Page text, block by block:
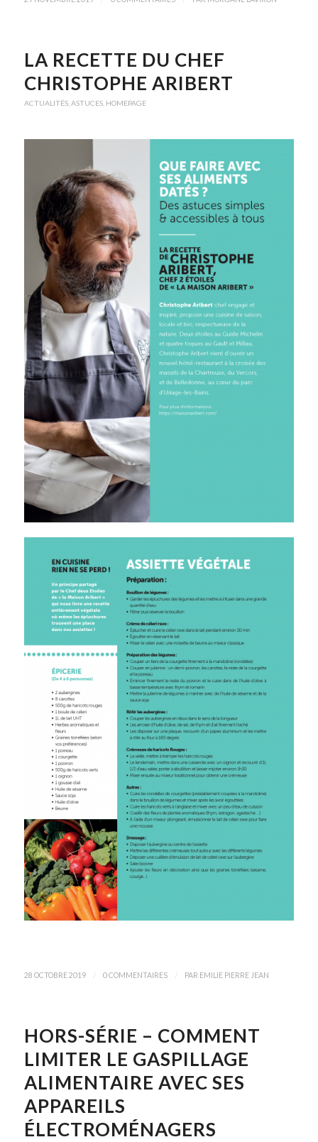
LA RECETTE DU CHEF
CHRISTOPHE ARIBERT
ACTUALITÉS, ASTUCES, HOMEPAGE
28 OCTOBRE 2019 0 COMMENTAIRES PAR EMILIE PIERRE JEAN
HORS-SÉRIE – COMMENT
LIMITER LE GASPILLAGE
ALIMENTAIRE AVEC SES
APPAREILS
ÉLECTROMÉNAGERS